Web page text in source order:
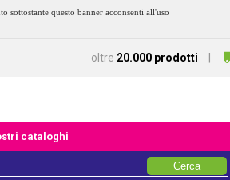
questo banner acconsenti all'uso
oltre 20.000 prodotti
cataloghi
Cerca